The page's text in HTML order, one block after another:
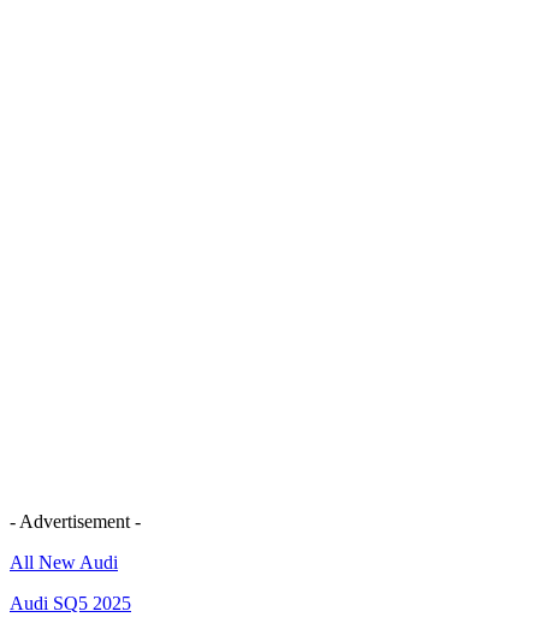
- Advertisement -
All New Audi
Audi SQ5 2025